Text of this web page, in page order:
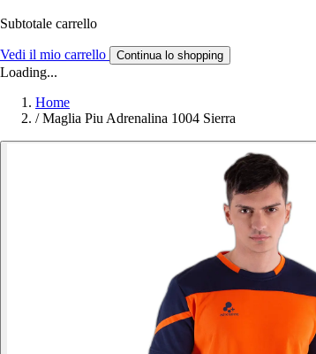
Subtotale carrello
Vedi il mio carrello Continua lo shopping
Loading...
Home
/ Maglia Piu Adrenalina 1004 Sierra